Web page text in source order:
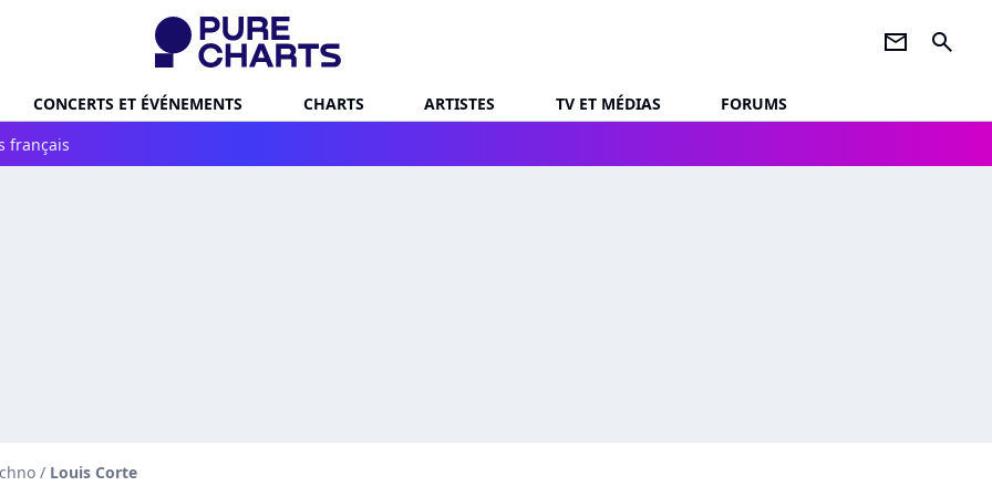
newsletter search
CONCERTS ET ÉVÉNEMENTS CHARTS ARTISTES TV ET MÉDIAS
FORUMS
français
/ Louis Corte